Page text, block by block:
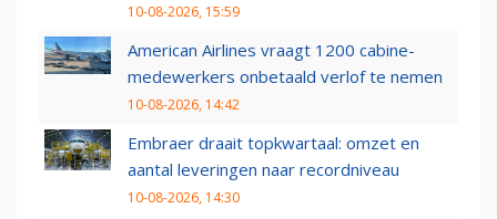
10-08-2026, 15:59
American Airlines vraagt 1200 cabine-
medewerkers onbetaald verlof te nemen
10-08-2026, 14:42
Embraer draait topkwartaal: omzet en
aantal leveringen naar recordniveau
10-08-2026, 14:30